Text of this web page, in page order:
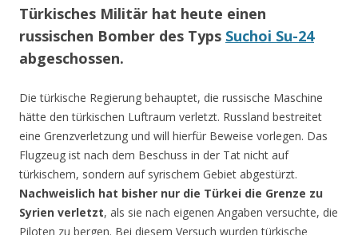
Türkisches Militär hat heute einen
russischen Bomber des Typs Suchoi Su-24
abgeschossen.
Die türkische Regierung behauptet, die russische Maschine
hätte den türkischen Luftraum verletzt. Russland bestreitet
eine Grenzverletzung und will hierfür Beweise vorlegen. Das
Flugzeug ist nach dem Beschuss in der Tat nicht auf
türkischem, sondern auf syrischem Gebiet abgestürzt.
Nachweislich hat bisher nur die Türkei die Grenze zu
Syrien verletzt, als sie nach eigenen Angaben versuchte, die
Piloten zu bergen. Bei diesem Versuch wurden türkische